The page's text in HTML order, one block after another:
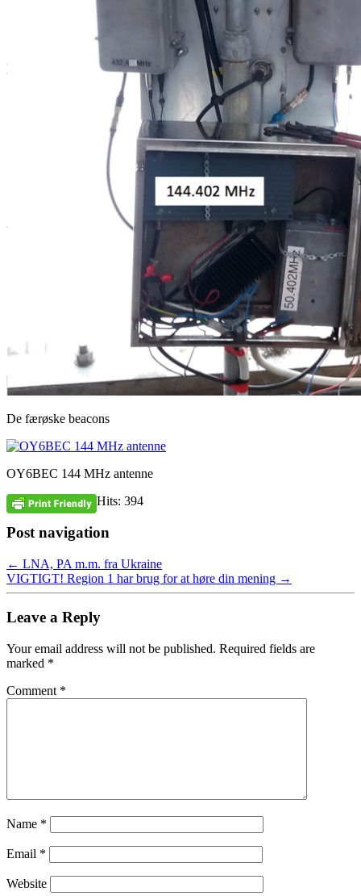
De færøske beacons
OY6BEC 144 MHz antenne
Hits: 394
Post navigation
← LNA, PA m.m. fra Ukraine
VIGTIGT! Region 1 har brug for at høre din mening →
Leave a Reply
Your email address will not be published. Required fields are
marked *
Comment *
Name *
Email *
Website